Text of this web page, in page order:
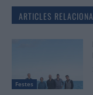
ARTICLES
Festes